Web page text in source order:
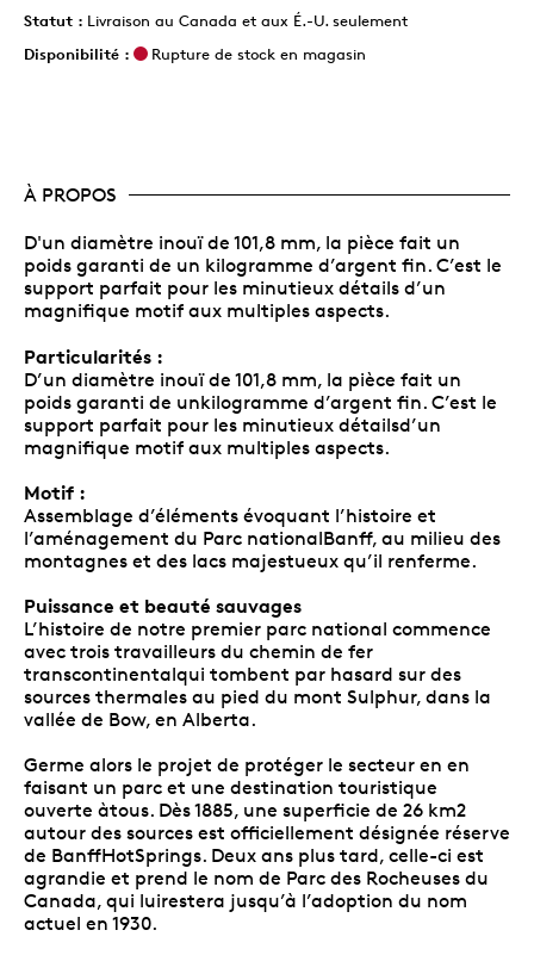
Statut : Livraison au Canada et aux É.-U. seulement
Disponibilité :
Rupture de stock en magasin
À PROPOS
D'un diamètre inouï de 101,8 mm, la pièce fait un
poids garanti de un kilogramme d’argent fin. C’est le
support parfait pour les minutieux détails d’un
magnifique motif aux multiples aspects.
Particularités :
D’un diamètre inouï de 101,8 mm, la pièce fait un
poids garanti de unkilogramme d’argent fin. C’est le
support parfait pour les minutieux détailsd’un
magnifique motif aux multiples aspects.
Motif :
Assemblage d’éléments évoquant l’histoire et
l’aménagement du Parc nationalBanff, au milieu des
montagnes et des lacs majestueux qu’il renferme.
Puissance et beauté sauvages
L’histoire de notre premier parc national commence
avec trois travailleurs du chemin de fer
transcontinentalqui tombent par hasard sur des
sources thermales au pied du mont Sulphur, dans la
vallée de Bow, en Alberta.
Germe alors le projet de protéger le secteur en en
faisant un parc et une destination touristique
ouverte àtous. Dès 1885, une superficie de 26 km2
autour des sources est officiellement désignée réserve
de BanffHotSprings. Deux ans plus tard, celle-ci est
agrandie et prend le nom de Parc des Rocheuses du
Canada, qui luirestera jusqu’à l’adoption du nom
actuel en 1930.